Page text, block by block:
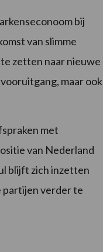
bij
van slimme
zetten naar nieuwe
maar ook
met
van Nederland
blijft zich inzetten
partijen verder te